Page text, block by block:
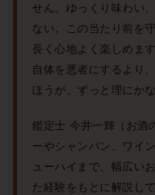
せん。ゆっくり味わい
ない。この当たり前を
長く心地よく楽しめま
自体を悪者にするより
ほうが、ずっと理にか
鑑定士 今井一輝（お酒
ーやシャンパン、ワイ
ューハイまで、幅広い
た経験をもとに解説して